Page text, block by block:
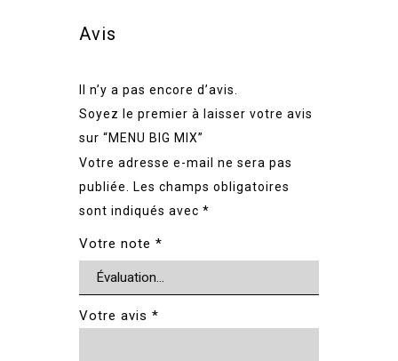
Avis
Il n’y a pas encore d’avis.
Soyez le premier à laisser votre avis
sur “MENU BIG MIX”
Votre adresse e-mail ne sera pas
publiée.
Les champs obligatoires
sont indiqués avec *
Votre note *
Votre avis *